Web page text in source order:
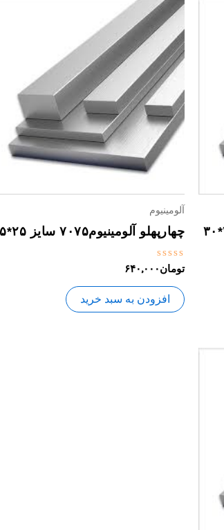
آلومینیوم
چهارپهلو آلومینیوم۷۰۷۵ سایز ۲۵*۲۵
نمره
0
از
5
تومان۶۴۰,۰۰۰
افزودن به سبد خرید